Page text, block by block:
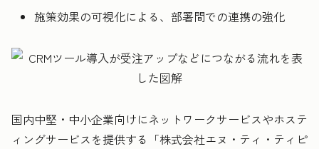
施策効果の可視化による、部署間での連携の強化
国内中堅・中小企業向けにネットワークサービスやホステ
ィングサービスを提供する「株式会社エヌ・ティ・ティピ